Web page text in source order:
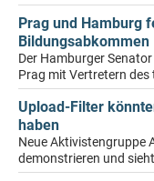
Prag und Hamburg
Bildungsabkommen
Der Hamburger
Prag mit Vertretern
Upload-Filter
haben
Neue Aktivistengruppe
demonstrieren und